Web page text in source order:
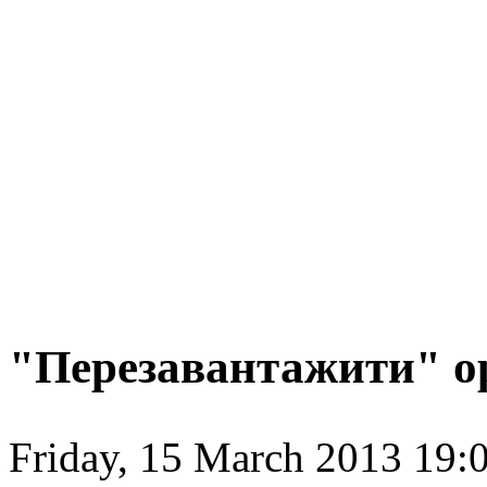
"Перезавантажити"
Friday, 15 March 2013